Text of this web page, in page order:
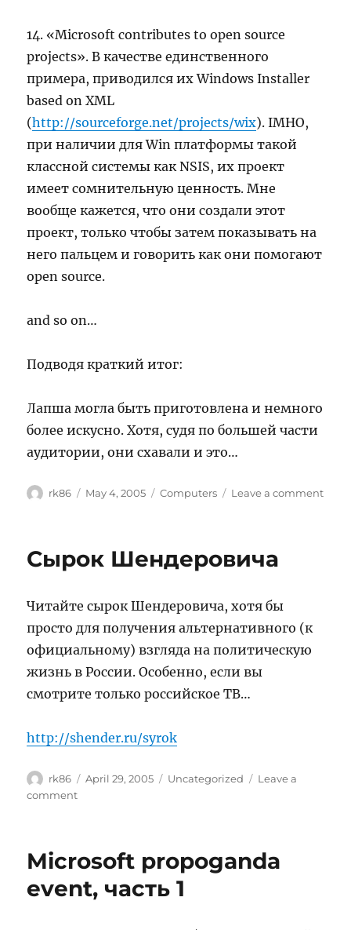
14. «Microsoft contributes to open source
projects». В качестве единственного
примера, приводился их Windows Installer
based on XML
(http://sourceforge.net/projects/wix). IMHO,
при наличии для Win платформы такой
классной системы как NSIS, их проект
имеет сомнительную ценность. Мне
вообще кажется, что они создали этот
проект, только чтобы затем показывать на
него пальцем и говорить как они помогают
open source.
and so on…
Подводя краткий итог:
Лапша могла быть приготовлена и немного
более искусно. Хотя, судя по большей части
аудитории, они схавали и это…
Author
rk86
Posted
May 4, 2005 Categories
Computers Leave a commenton
Сырок Шендеровича
Читайте сырок Шендеровича, хотя бы
просто для получения альтернативного (к
официальному) взгляда на политическую
жизнь в России. Особенно, если вы
смотрите только российское ТВ…
http://shender.ru/syrok
Author
rk86
Posted
April 29, 2005 Categories
Uncategorized
Leave a
commenton
Microsoft propoganda
event, часть 1